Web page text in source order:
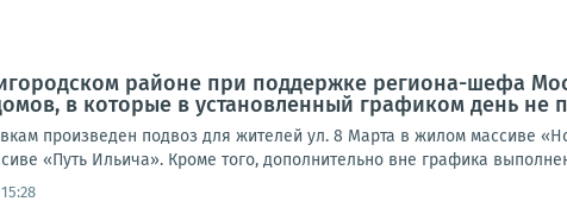
районе при поддержке региона-шефа
в которые в установленный графиком день не
произведен подвоз для жителей ул. 8 Марта в жилом массиве
«Путь Ильича». Кроме того, дополнительно вне графика